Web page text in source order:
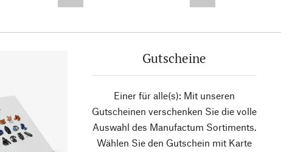
Gutscheine
Einer für alle(s): Mit unseren
Gutscheinen verschenken Sie die volle
Auswahl des Manufactum Sortiments.
Wählen Sie den Gutschein mit Karte